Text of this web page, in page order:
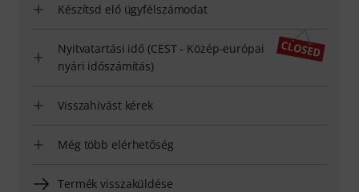
Készítsd elő ügyfélszámodat
Nyitvatartási idő (CEST - Közép-európai
nyári időszámítás)
Visszahívást kérek
Még több elérhetőség
Termék visszaküldése